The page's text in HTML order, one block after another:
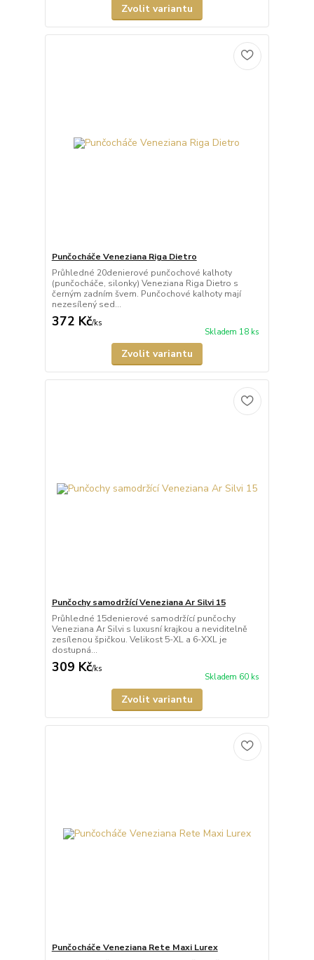
Zvolit variantu
Punčocháče Veneziana Riga Dietro
Průhledné 20denierové punčochové kalhoty
(punčocháče, silonky) Veneziana Riga Dietro s
černým zadním švem. Punčochové kalhoty mají
nezesílený sed...
372 Kč/ks
Skladem 18 ks
Zvolit variantu
Punčochy samodržící Veneziana Ar Silvi 15
Průhledné 15denierové samodržící punčochy
Veneziana Ar Silvi s luxusní krajkou a neviditelně
zesílenou špičkou. Velikost 5-XL a 6-XXL je
dostupná...
309 Kč/ks
Skladem 60 ks
Zvolit variantu
Punčocháče Veneziana Rete Maxi Lurex